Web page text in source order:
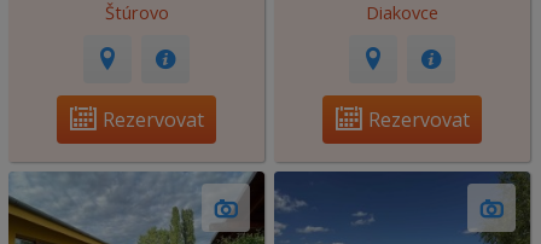
Štúrovo
Rezervovat
Diakovce
Rezervovat